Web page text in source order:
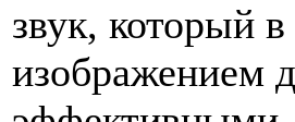
звук, который
изображением